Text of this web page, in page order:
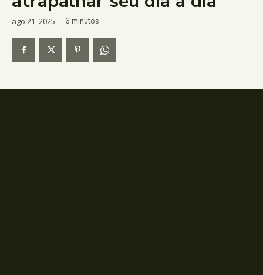
ago 21, 2025 6 minutos